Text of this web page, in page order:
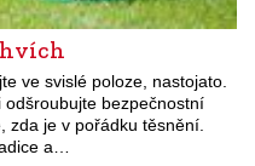
ve svislé poloze, nastojato.
bezpečnostní
zda je v pořádku těsnění.
a…